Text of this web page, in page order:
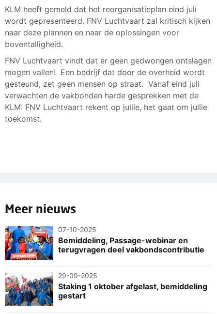
KLM heeft gemeld dat het reorganisatieplan eind juli
wordt gepresenteerd. FNV Luchtvaart zal kritisch kijken
naar deze plannen en naar de oplossingen voor
boventalligheid.
FNV Luchtvaart vindt dat er geen gedwongen ontslagen
mogen vallen! Een bedrijf dat door de overheid wordt
gesteund, zet geen mensen op straat. Vanaf eind juli
verwachten de vakbonden harde gesprekken met de
KLM: FNV Luchtvaart rekent op jullie, het gaat om jullie
toekomst.
Meer nieuws
07-10-2025
Bemiddeling, Passage-webinar en
terugvragen deel vakbondscontributie
29-09-2025
Staking 1 oktober afgelast, bemiddeling
gestart